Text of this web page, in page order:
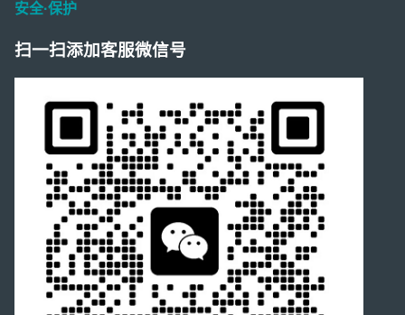
安全·保护
扫一扫添加客服微信号